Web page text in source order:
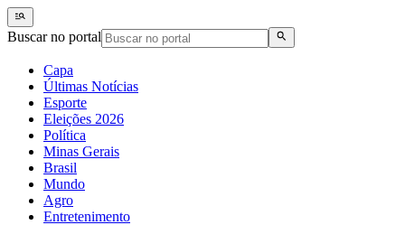
Buscar no portal
Capa
Últimas Notícias
Esporte
Eleições 2026
Política
Minas Gerais
Brasil
Mundo
Agro
Entretenimento